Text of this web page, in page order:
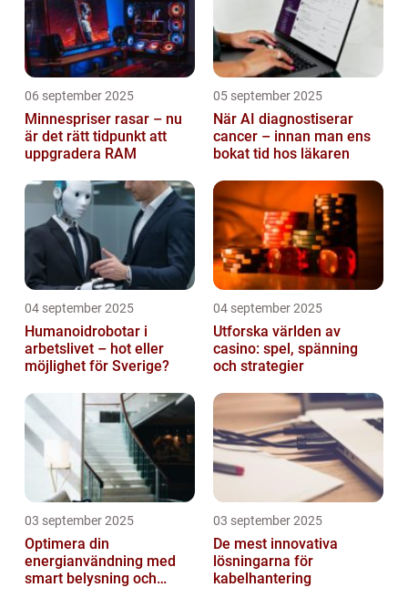
06 september 2025
Minnespriser rasar – nu
är det rätt tidpunkt att
uppgradera RAM
05 september 2025
När AI diagnostiserar
cancer – innan man ens
bokat tid hos läkaren
04 september 2025
Humanoidrobotar i
arbetslivet – hot eller
möjlighet för Sverige?
04 september 2025
Utforska världen av
casino: spel, spänning
och strategier
03 september 2025
Optimera din
energianvändning med
smart belysning och
03 september 2025
De mest innovativa
lösningarna för
kabelhantering